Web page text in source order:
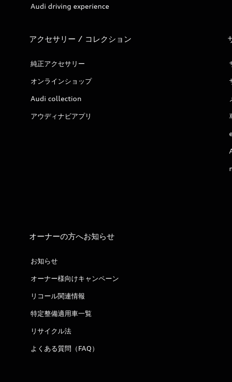
Audi driving experience
アクセサリー / コレクション
純正アクセサリー
オンラインショップ
Audi collection
アウディナビアプリ
オーナーの方へお知らせ
お知らせ
オーナー様向けキャンペーン
リコール関連情報
特定整備適用車一覧
リサイクル法
よくある質問（FAQ）